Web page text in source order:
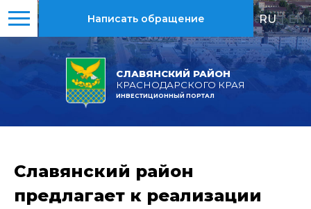
СЛАВЯНСКИЙ РАЙОН
КРАСНОДАРСКОГО КРАЯ
ИНВЕСТИЦИОННЫЙ ПОРТАЛ
Написать обращение RU | EN
Славянский район
предлагает к реализации